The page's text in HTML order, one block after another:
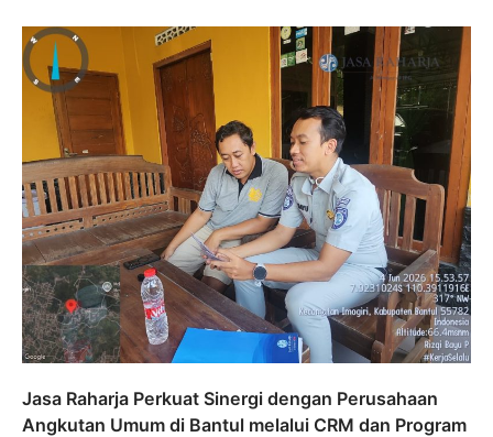
Jasa Raharja Perkuat Sinergi dengan Perusahaan
Angkutan Umum di Bantul melalui CRM dan Program